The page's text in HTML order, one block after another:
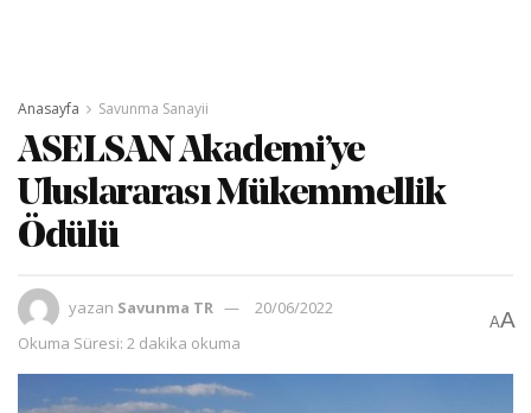
Anasayfa Savunma Sanayii
ASELSAN Akademi’ye
Uluslararası Mükemmellik
Ödülü
yazan Savunma TR
20/06/2022
Okuma Süresi: 2 dakika okuma
AA